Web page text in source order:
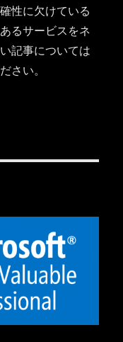
性に欠けている
るサービスをネ
記事については
さい。